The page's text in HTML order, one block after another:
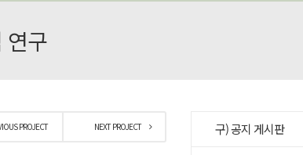
연구
PROJECT NEXT PROJECT 구) 공지 게시판